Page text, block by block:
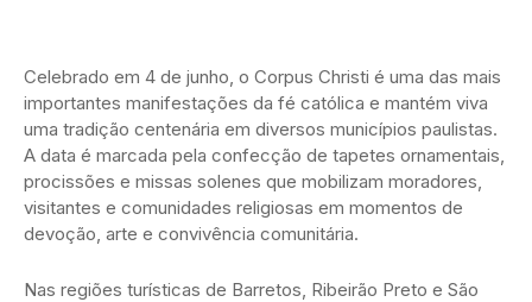
Celebrado em 4 de junho, o Corpus Christi é uma das mais
importantes manifestações da fé católica e mantém viva
uma tradição centenária em diversos municípios paulistas.
A data é marcada pela confecção de tapetes ornamentais,
procissões e missas solenes que mobilizam moradores,
visitantes e comunidades religiosas em momentos de
devoção, arte e convivência comunitária.
Nas regiões turísticas de Barretos, Ribeirão Preto e São